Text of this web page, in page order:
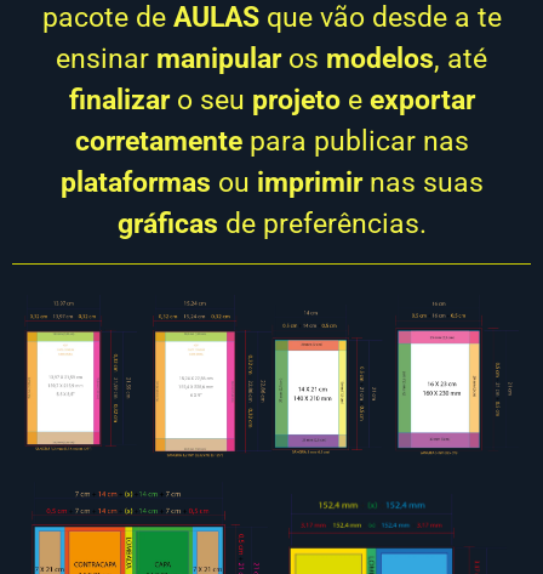
pacote de AULAS que vão desde a te
ensinar manipular os modelos, até
finalizar o seu projeto e exportar
corretamente para publicar nas
plataformas ou imprimir nas suas
gráficas de preferências.